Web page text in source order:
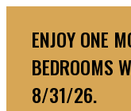
ENJOY ONE
BEDROOMS
8/31/26.